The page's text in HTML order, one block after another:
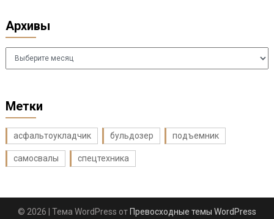
Архивы
Архивы
Метки
асфальтоукладчик бульдозер подъемник
самосвалы спецтехника
© 2026 | Тема WordPress от Превосходные темы WordPress